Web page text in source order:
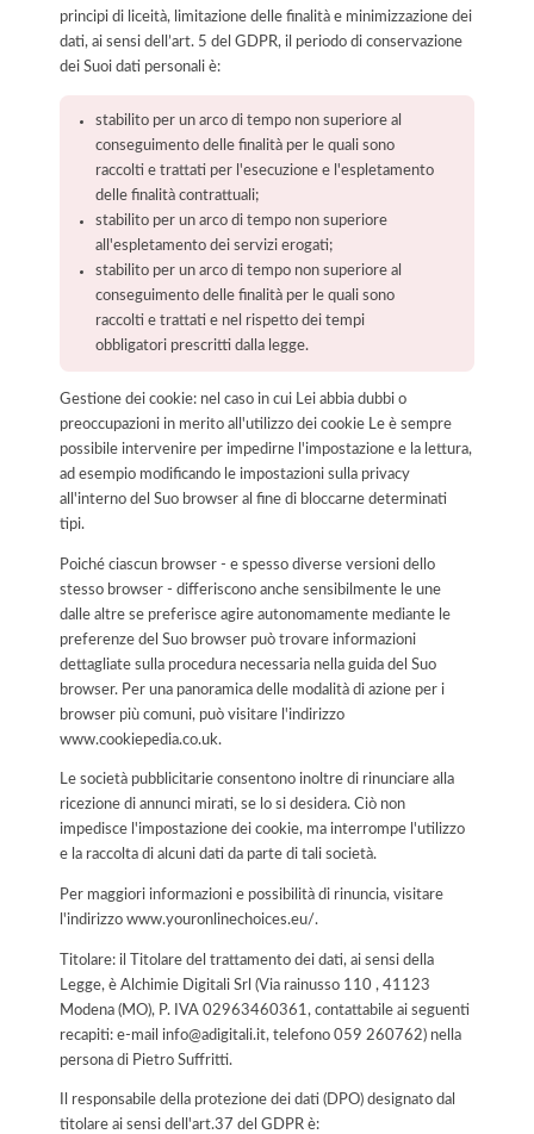
principi di liceità, limitazione delle finalità e minimizzazione dei
dati, ai sensi dell’art. 5 del GDPR, il periodo di conservazione
dei Suoi dati personali è:
stabilito per un arco di tempo non superiore al
conseguimento delle finalità per le quali sono
raccolti e trattati per l'esecuzione e l'espletamento
delle finalità contrattuali;
stabilito per un arco di tempo non superiore
all'espletamento dei servizi erogati;
stabilito per un arco di tempo non superiore al
conseguimento delle finalità per le quali sono
raccolti e trattati e nel rispetto dei tempi
obbligatori prescritti dalla legge.
Gestione dei cookie: nel caso in cui Lei abbia dubbi o
preoccupazioni in merito all'utilizzo dei cookie Le è sempre
possibile intervenire per impedirne l'impostazione e la lettura,
ad esempio modificando le impostazioni sulla privacy
all'interno del Suo browser al fine di bloccarne determinati
tipi.
Poiché ciascun browser - e spesso diverse versioni dello
stesso browser - differiscono anche sensibilmente le une
dalle altre se preferisce agire autonomamente mediante le
preferenze del Suo browser può trovare informazioni
dettagliate sulla procedura necessaria nella guida del Suo
browser. Per una panoramica delle modalità di azione per i
browser più comuni, può visitare l'indirizzo
www.cookiepedia.co.uk.
Le società pubblicitarie consentono inoltre di rinunciare alla
ricezione di annunci mirati, se lo si desidera. Ciò non
impedisce l'impostazione dei cookie, ma interrompe l'utilizzo
e la raccolta di alcuni dati da parte di tali società.
Per maggiori informazioni e possibilità di rinuncia, visitare
l'indirizzo www.youronlinechoices.eu/.
Titolare: il Titolare del trattamento dei dati, ai sensi della
Legge, è Alchimie Digitali Srl (Via rainusso 110 , 41123
Modena (MO), P. IVA 02963460361, contattabile ai seguenti
recapiti: e-mail info@adigitali.it, telefono 059 260762) nella
persona di Pietro Suffritti.
Il responsabile della protezione dei dati (DPO) designato dal
titolare ai sensi dell'art.37 del GDPR è: